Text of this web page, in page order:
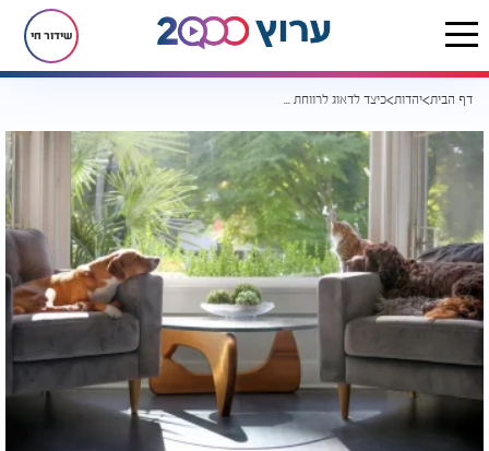
שידור חי
דף הבית יהדות כיצד לדאוג לרווחת חיות בשבת?